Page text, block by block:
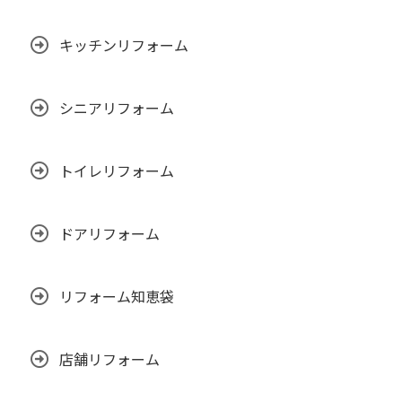
キッチンリフォーム
シニアリフォーム
トイレリフォーム
ドアリフォーム
リフォーム知恵袋
店舗リフォーム